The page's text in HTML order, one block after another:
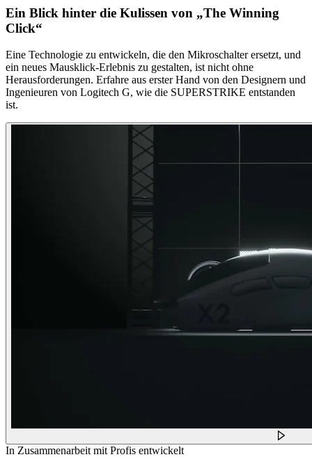
Ein Blick hinter die Kulissen von „The Winning
Click“
Eine Technologie zu entwickeln, die den Mikroschalter ersetzt, und
ein neues Mausklick-Erlebnis zu gestalten, ist nicht ohne
Herausforderungen. Erfahre aus erster Hand von den Designern und
Ingenieuren von Logitech G, wie die SUPERSTRIKE entstanden
ist.
In Zusammenarbeit mit Profis entwickelt